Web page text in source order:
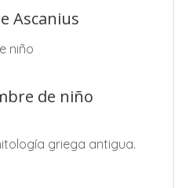
Ascanius
niño
de niño
griega antigua.